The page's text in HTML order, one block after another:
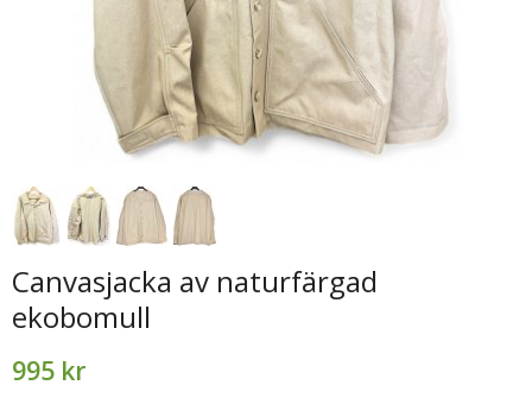
Canvasjacka av naturfärgad
ekobomull
995 kr